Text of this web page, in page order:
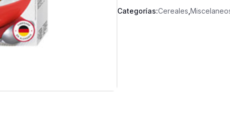
Categorías:Cereales ,